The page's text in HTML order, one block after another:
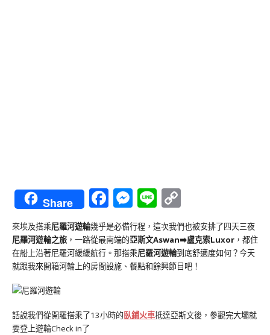
Share Facebook
Messenger
Line
Link
來埃及搭乘尼羅河遊輪幾乎是必備行程，這次我們也被安排了四天三夜
尼羅河遊輪之旅 ，一路從最南端的亞斯文Aswan➡️盧克索Luxor ，都住
在船上沿著尼羅河緩緩航行。那搭乘尼羅河遊輪到底舒適度如何？今天
就跟我來開箱河輪上的房間設施、餐點和餘興節目吧！
話說我們從開羅搭乘了13小時的臥鋪火車抵達亞斯文後，參觀完大壩就
要登上遊輪Check in了